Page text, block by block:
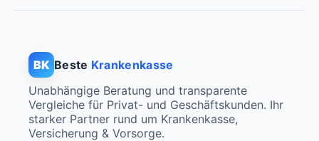
BK Beste Krankenkasse
Unabhängige Beratung und transparente
Vergleiche für Privat- und Geschäftskunden. Ihr
starker Partner rund um Krankenkasse,
Versicherung & Vorsorge.